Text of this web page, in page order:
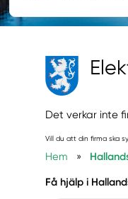
Det verkar inte
Vill du att din firma ska
Hem »
Få hjälp i